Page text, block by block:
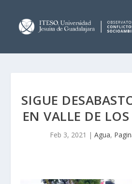
SIGUE
EN VALLE DE
Feb 3, 2021 | Agua,